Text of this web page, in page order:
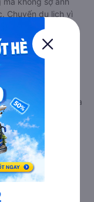
Chuyến du lịch vì
xe Bố Trạch -
- Ninh Thuận
- Ninh Thuận từ
loại chất lượng dựa
các tiêu chí như:
lượng phục vụ
tiếp bởi các
Trạch - Quảng
- Ninh Thuận từ
lượng tốt nhất là